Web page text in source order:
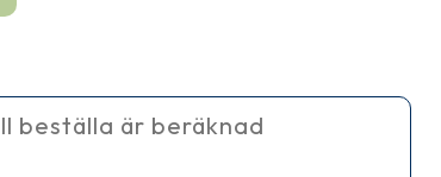
beställa är beräknad